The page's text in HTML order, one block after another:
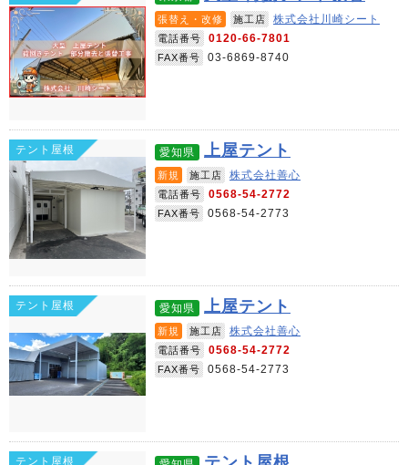
張替え・改修 施工店 株式会社川崎シート
電話番号 0120-66-7801
FAX番号 03-6869-8740
テント屋根 愛知県 上屋テント
新規 施工店 株式会社善心
電話番号 0568-54-2772
FAX番号 0568-54-2773
テント屋根 愛知県 上屋テント
新規 施工店 株式会社善心
電話番号 0568-54-2772
FAX番号 0568-54-2773
テント屋根